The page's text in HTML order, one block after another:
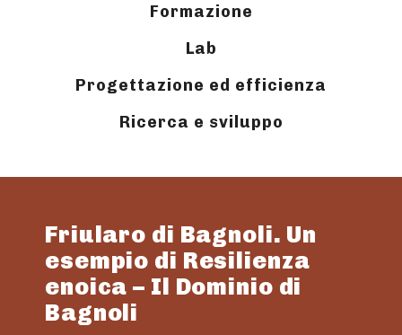
Formazione
Lab
Progettazione ed efficienza
Ricerca e sviluppo
Friularo di Bagnoli. Un
esempio di Resilienza
enoica – Il Dominio di
Bagnoli